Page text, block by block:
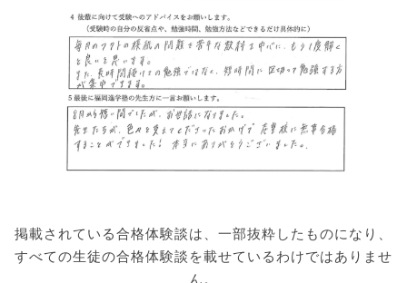
掲載されている合格体験談は、一部抜粋したものになり、
すべての生徒の合格体験談を載せているわけではありませ
ん。